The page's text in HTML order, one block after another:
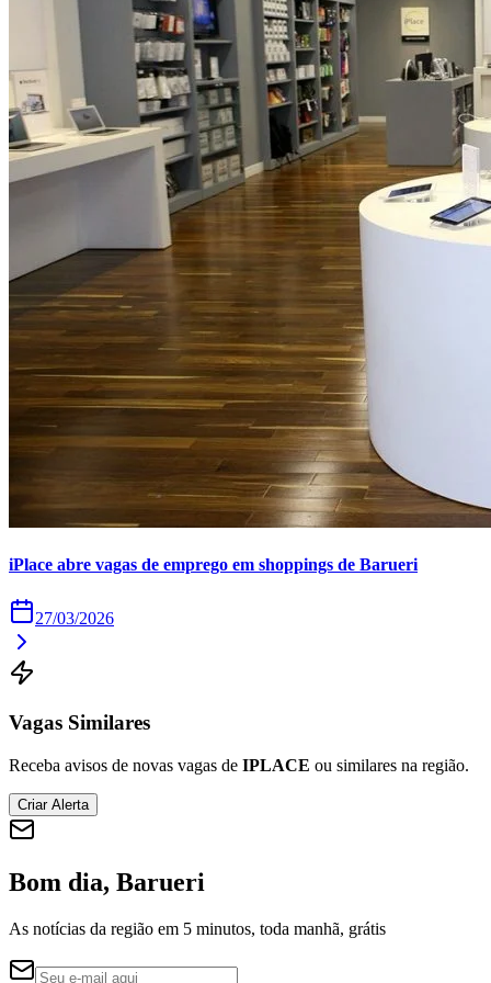
NBA
NFL
Fórmula 1
Tênis (ATP)
MLB
NHL
Atletismo
Vôlei
Competições de Futebol
Brasileirão Série A
Brasileirão Série B
Paulistão
Copa do Brasil
Libertadores
Sul-Americana
Copa América
Champions League
La Liga
Mundial 2026
Times - Ir direto
iPlace abre vagas de emprego em shoppings de Barueri
27/03/2026
Vagas Similares
Receba avisos de novas vagas de IPLACE ou similares na região.
Criar Alerta
Bom dia, Barueri
As notícias da região em 5 minutos, toda manhã, grátis